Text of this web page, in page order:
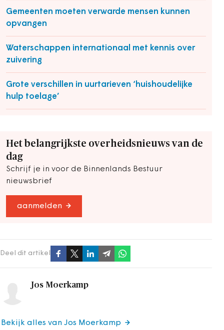
Gemeenten moeten verwarde mensen kunnen
opvangen
Waterschappen internationaal met kennis over
zuivering
Grote verschillen in uurtarieven ‘huishoudelijke
hulp toelage’
Het belangrijkste overheidsnieuws van de
dag
Schrijf je in voor de Binnenlands Bestuur
nieuwsbrief
aanmelden
Deel dit artikel
Jos Moerkamp
Bekijk alles van Jos Moerkamp